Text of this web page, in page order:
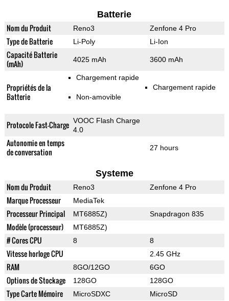
Batterie
Nom du Produit Reno3 Zenfone 4 Pro
Type de Batterie Li-Poly Li-Ion
Capacité Batterie
(mAh)
4025 mAh 3600 mAh
Propriétés de la
Batterie
Chargement rapide
Non-amovible
Chargement rapide
Protocole Fast-Charge VOOC Flash Charge
4.0
Autonomie en temps
de conversation
27 hours
Systeme
Nom du Produit Reno3 Zenfone 4 Pro
Marque Processeur MediaTek
Processeur Principal MT6885Z) Snapdragon 835
Modèle (processeur) MT6885Z)
# Cores CPU 8 8
Vitesse horloge CPU 2.45 GHz
RAM 8GO/12GO 6GO
Options de Stockage 128GO 128GO
Type Carte Mémoire MicroSDXC MicroSD